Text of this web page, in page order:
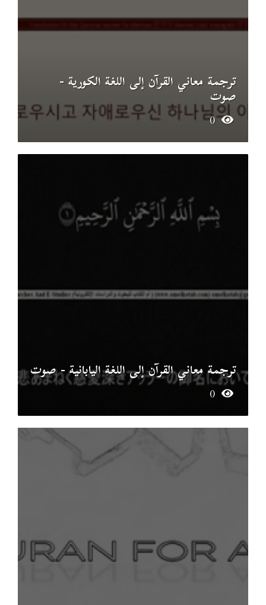
ترجمة معاني القرآن إلى اللغة الكورية -
صوت
0
ترجمة معاني القرآن إلى اللغة اليابانية - صوت